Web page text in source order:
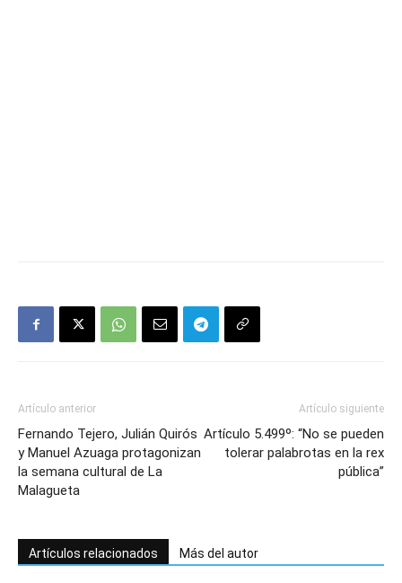
Artículo anterior
Fernando Tejero, Julián Quirós
y Manuel Azuaga protagonizan
la semana cultural de La
Malagueta
Artículo siguiente
Artículo 5.499º: “No se pueden
tolerar palabrotas en la rex
pública”
Artículos relacionados Más del autor